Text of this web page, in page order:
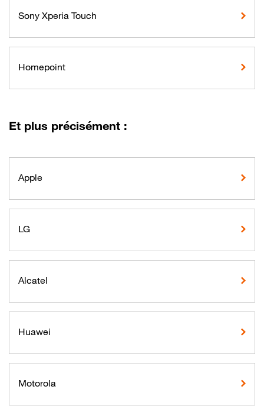
Sony Xperia Touch
Homepoint
Et plus précisément :
Apple
LG
Alcatel
Huawei
Motorola